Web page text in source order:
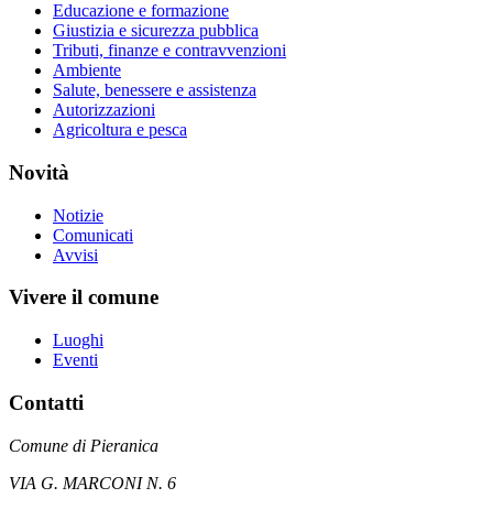
Educazione e formazione
Giustizia e sicurezza pubblica
Tributi, finanze e contravvenzioni
Ambiente
Salute, benessere e assistenza
Autorizzazioni
Agricoltura e pesca
Novità
Notizie
Comunicati
Avvisi
Vivere il comune
Luoghi
Eventi
Contatti
Comune di Pieranica
VIA G. MARCONI N. 6